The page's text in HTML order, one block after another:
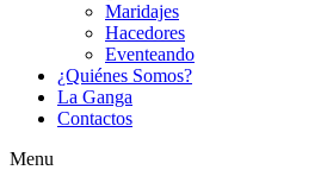
Maridajes
Hacedores
Eventeando
¿Quiénes Somos?
La Ganga
Contactos
Menu